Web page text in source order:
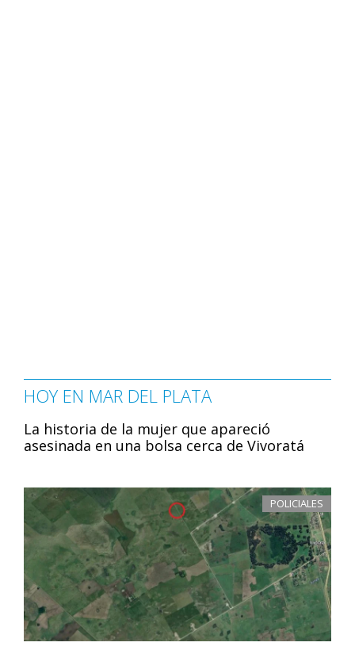
HOY EN MAR DEL PLATA
La historia de la mujer que apareció
asesinada en una bolsa cerca de Vivoratá
POLICIALES